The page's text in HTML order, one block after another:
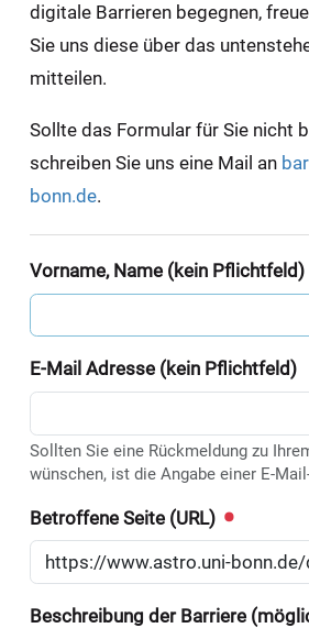
digitale Barrieren begegnen,
Sie uns diese über das
mitteilen.
Sollte das Formular für Sie nicht
schreiben Sie uns eine Mail an
bonn.de.
Vorname, Name (kein Pflichtfeld)
E-Mail Adresse (kein Pflichtfeld)
Sollten Sie eine Rückmeldung zu
wünschen, ist die Angabe einer E-
Betroffene Seite (URL)
Beschreibung der Barriere